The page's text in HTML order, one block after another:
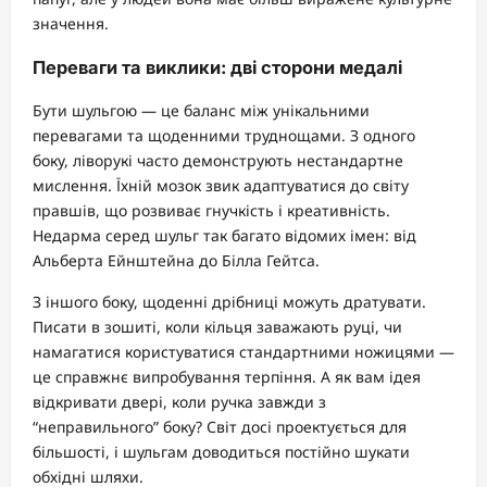
значення.
Переваги та виклики: дві сторони медалі
Бути шульгою — це баланс між унікальними
перевагами та щоденними труднощами. З одного
боку, ліворукі часто демонструють нестандартне
мислення. Їхній мозок звик адаптуватися до світу
правшів, що розвиває гнучкість і креативність.
Недарма серед шульг так багато відомих імен: від
Альберта Ейнштейна до Білла Гейтса.
З іншого боку, щоденні дрібниці можуть дратувати.
Писати в зошиті, коли кільця заважають руці, чи
намагатися користуватися стандартними ножицями —
це справжнє випробування терпіння. А як вам ідея
відкривати двері, коли ручка завжди з
“неправильного” боку? Світ досі проектується для
більшості, і шульгам доводиться постійно шукати
обхідні шляхи.